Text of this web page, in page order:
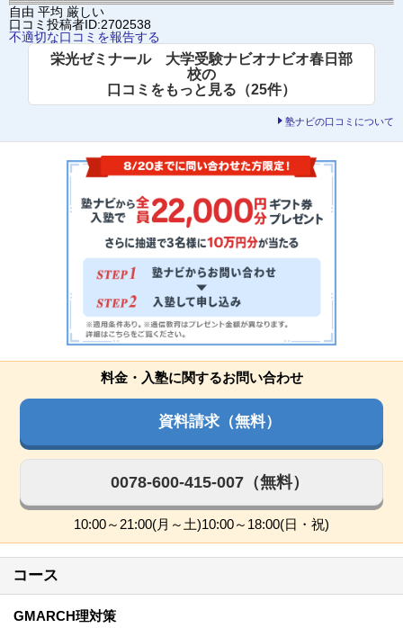
自由 平均 厳しい
口コミ投稿者ID:2702538
不適切な口コミを報告する
栄光ゼミナール 大学受験ナビオナビオ春日部
校の
口コミをもっと見る（25件）
塾ナビの口コミについて
料金・入塾に関するお問い合わせ
資料請求（無料）
0078-600-415-007（無料）
10:00～21:00(月～土)10:00～18:00(日・祝)
コース
GMARCH理対策